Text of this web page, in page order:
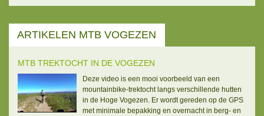
ARTIKELEN MTB VOGEZEN
MTB TREKTOCHT IN DE VOGEZEN
Deze video is een mooi voorbeeld van een
mountainbike-trektocht langs verschillende hutten
in de Hoge Vogezen. Er wordt gereden op de GPS
met minimale bepakking en overnacht in berg- en